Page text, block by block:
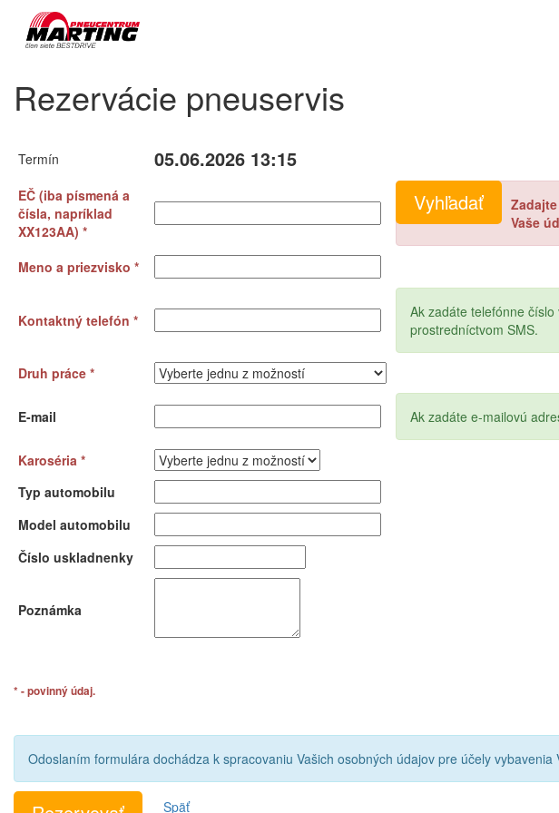
Rezervácie pneuservis
Termín 05.06.2026 13:15
EČ (iba písmená a
čísla, napríklad
XX123AA) *
Vaše
Meno a priezvisko *
Kontaktný telefón *
Ak zadáte telefónne
prostredníctvom SMS.
Druh práce *
E-mail Ak zadáte e-mailovú
Karoséria *
Typ automobilu
Model automobilu
Číslo uskladnenky
Poznámka
* - povinný údaj.
Odoslaním formulára dochádza k spracovaniu Vašich osobných údajov pre účely
Späť